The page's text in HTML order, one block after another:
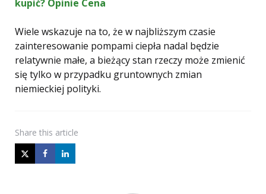
kupić? Opinie Cena
Wiele wskazuje na to, że w najbliższym czasie
zainteresowanie pompami ciepła nadal będzie
relatywnie małe, a bieżący stan rzeczy może zmienić
się tylko w przypadku gruntownych zmian
niemieckiej polityki.
Share this article